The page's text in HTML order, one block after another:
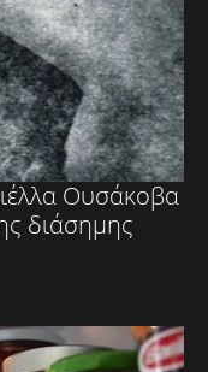
Ουσάκοβα
διάσημης